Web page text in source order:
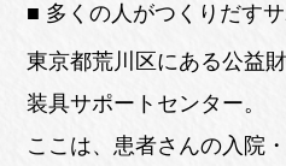
■ 多くの人がつくりだす
東京都荒川区にある公益
装具サポートセンター。
ここは、患者さんの入院